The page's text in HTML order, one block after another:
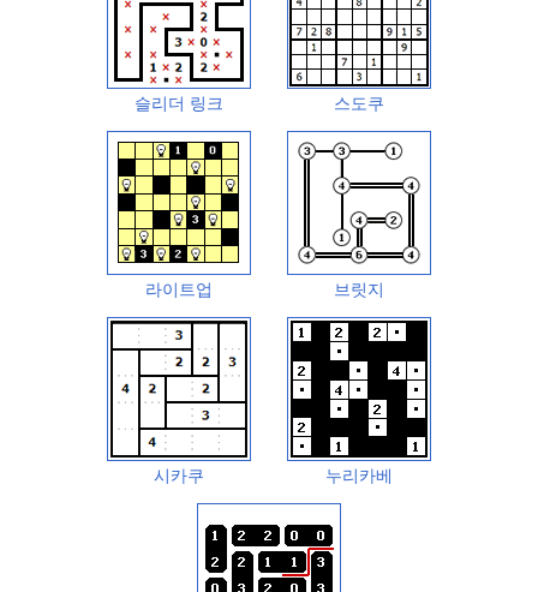
슬리더 링크 스도쿠
라이트업 브릿지
시카쿠 누리카베